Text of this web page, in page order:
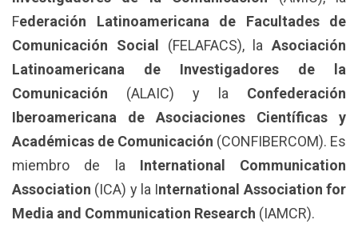
Federación Latinoamericana de Facultades de
Comunicación Social (FELAFACS), la Asociación
Latinoamericana de Investigadores de la
Comunicación (ALAIC) y la Confederación
Iberoamericana de Asociaciones Científicas y
Académicas de Comunicación (CONFIBERCOM). Es
miembro de la International Communication
Association (ICA) y la International Association for
Media and Communication Research (IAMCR).